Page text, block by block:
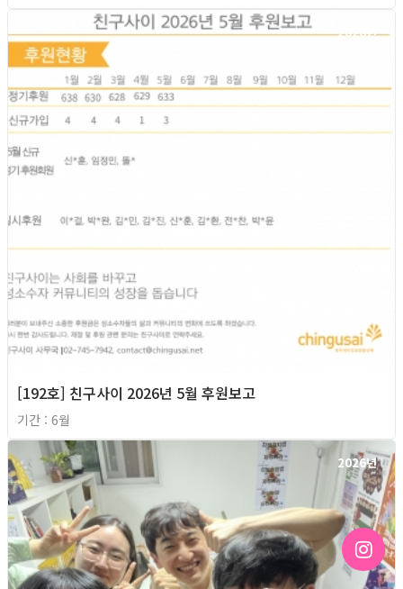
2026년
[192호] 친구사이 2026년 5월 후원보고
기간 : 6월
2026년